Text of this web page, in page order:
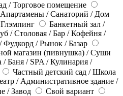
/ Торговое помещение
/ Санаторий / Дом
Банкетный зал /
/ Столовая / Бар / Кофейня /
/ Рынок / Базар
магазин (пивнушка) / Суши
/ Баня / SPA / Кулинария /
Частный детский сад / Школа
/ Административное здание /
/ Завод
Свой вариант